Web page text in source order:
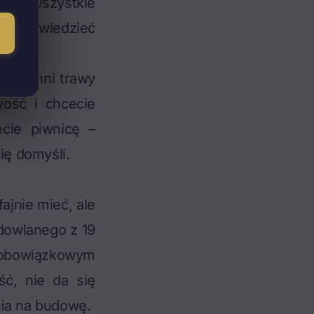
wiedzieć
trawy
i chcecie
piwnicę –
domyśli.
mieć, ale
z 19
nie da się
na budowę.